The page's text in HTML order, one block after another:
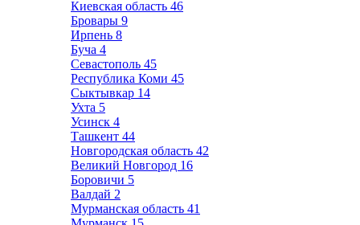
Киевская область 46
Бровары 9
Ирпень 8
Буча 4
Севастополь 45
Республика Коми 45
Сыктывкар 14
Ухта 5
Усинск 4
Ташкент 44
Новгородская область 42
Великий Новгород 16
Боровичи 5
Валдай 2
Мурманская область 41